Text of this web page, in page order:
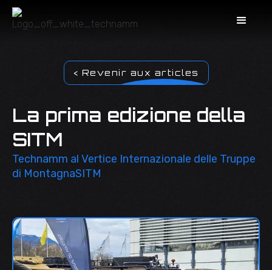
< Revenir aux articles
La prima edizione della
SITM
Technamm al Vertice Internazionale delle Truppe
di MontagnaSITM